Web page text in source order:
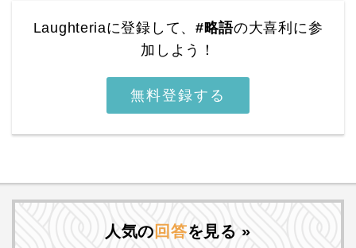
Laughteriaに登録して、 #略語の大喜利に参
加しよう！
無料登録する
人気の 回答を見る »